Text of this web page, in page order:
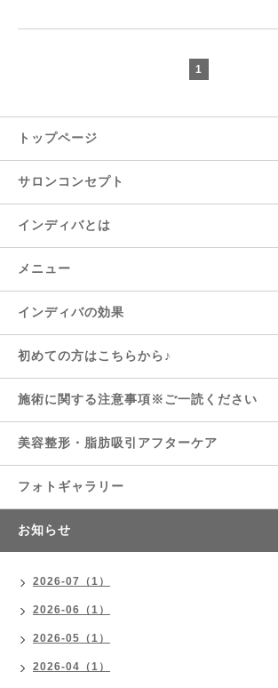
1
トップページ
サロンコンセプト
インディバとは
メニュー
インディバの効果
初めての方はこちらから♪
施術に関する注意事項※ご一読ください
美容整形・脂肪吸引アフターケア
フォトギャラリー
お知らせ
2026-07（1）
2026-06（1）
2026-05（1）
2026-04（1）